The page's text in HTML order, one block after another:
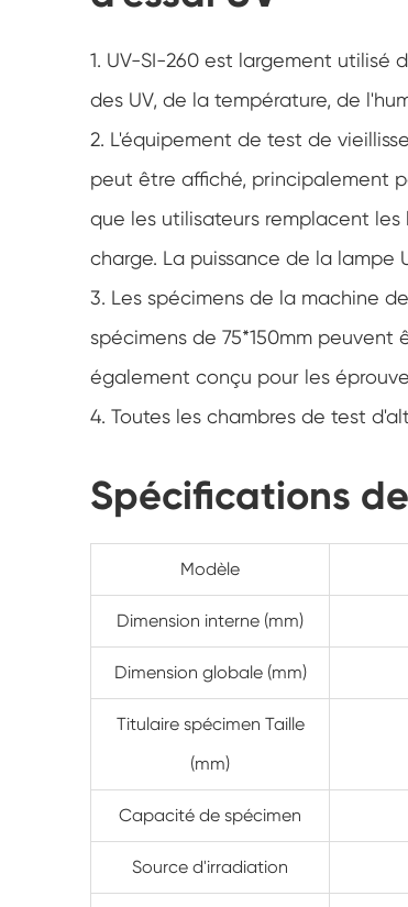
1. UV-SI-260 est largement utilisé
des UV, de la température, de
2. L'équipement de test de
peut être affiché, principalement
que les utilisateurs remplacent les
charge. La puissance de la lampe
3. Les spécimens de la machine
spécimens de 75*150mm
également conçu pour les
4. Toutes les chambres de test
Spécifications
Modèle
Dimension interne (mm)
Dimension globale (mm)
Titulaire spécimen Taille
(mm)
Capacité de spécimen
Source d'irradiation